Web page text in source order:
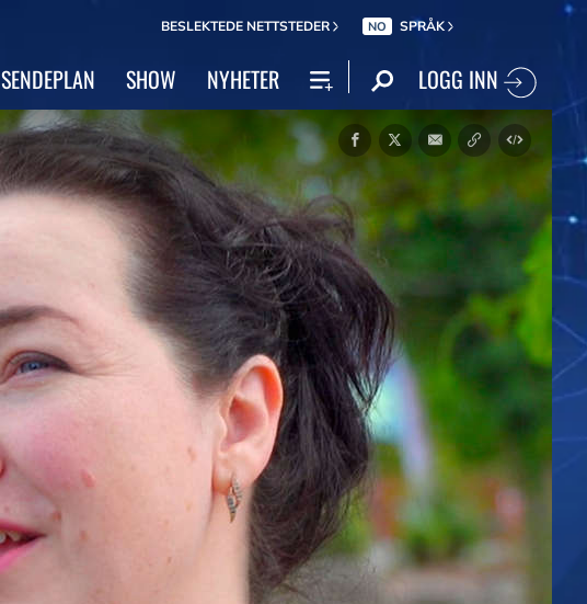
BESLEKTEDE NETTSTEDER NO SPRÅK
SENDEPLAN SHOW NYHETER LOGG INN